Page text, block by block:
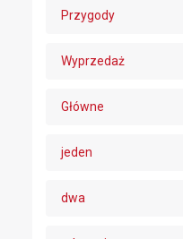
Przygody
Wyprzedaż
Główne
jeden
dwa